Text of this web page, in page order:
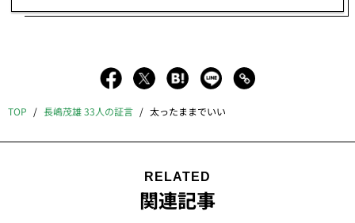
TOP 長嶋茂雄 33人の証言 太ったままでいい
RELATED
関連記事